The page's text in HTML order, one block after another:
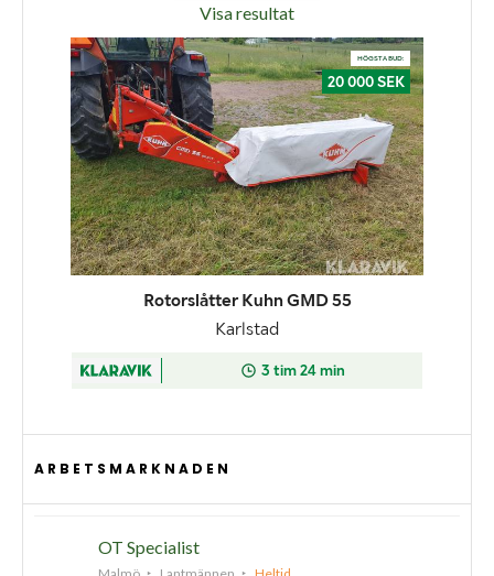
Visa resultat
ARBETSMARKNADEN
OT Specialist